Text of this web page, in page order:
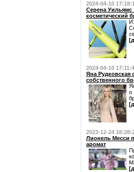
2024-04-10
Серена Уильямс
косметический
2024-04-10
Яна Рудковская
собственного
о
2023-12-24
Лионель Месси
аромат